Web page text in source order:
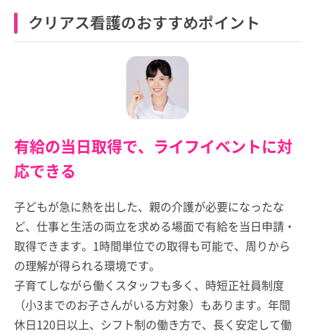
クリアス看護のおすすめポイント
有給の当日取得で、ライフイベントに対
応できる
子どもが急に熱を出した、親の介護が必要になったな
ど、仕事と生活の両立を求める場面で有給を当日申請・
取得できます。1時間単位での取得も可能で、周りから
の理解が得られる環境です。
子育てしながら働くスタッフも多く、時短正社員制度
（小3までのお子さんがいる方対象）もあります。年間
休日120日以上、シフト制の働き方で、長く安定して働